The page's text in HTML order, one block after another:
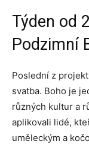
Týden od
Podzimní
Poslední z
svatba. Boho je
různých kultur a
aplikovali lidé,
uměleckým a